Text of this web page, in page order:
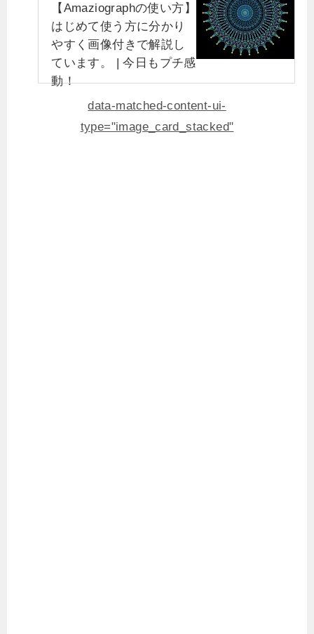
【Amaziographの使い方】
はじめて使う方に分かり
やすく画像付きで解説し
ています。 | 今日もプチ感
動！
data-matched-content-ui-
type="image_card_stacked"